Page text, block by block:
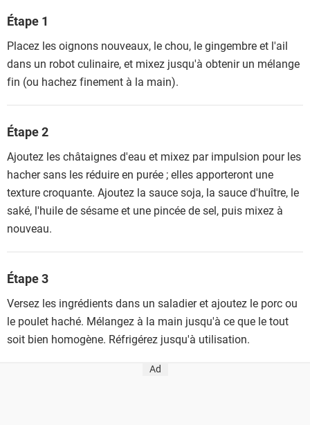
Étape 1
Placez les oignons nouveaux, le chou, le gingembre et l'ail
dans un robot culinaire, et mixez jusqu'à obtenir un mélange
fin (ou hachez finement à la main).
Étape 2
Ajoutez les châtaignes d'eau et mixez par impulsion pour les
hacher sans les réduire en purée ; elles apporteront une
texture croquante. Ajoutez la sauce soja, la sauce d'huître, le
saké, l'huile de sésame et une pincée de sel, puis mixez à
nouveau.
Étape 3
Versez les ingrédients dans un saladier et ajoutez le porc ou
le poulet haché. Mélangez à la main jusqu'à ce que le tout
soit bien homogène. Réfrigérez jusqu'à utilisation.
Ad